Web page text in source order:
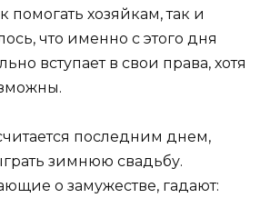
помогать хозяйкам, так и
что именно с этого дня
вступает в свои права, хотя
последним днем,
зимнюю свадьбу.
о замужестве, гадают: